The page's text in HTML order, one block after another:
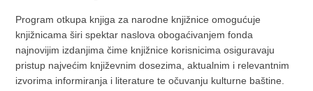
Program otkupa knjiga za narodne knjižnice omogućuje
knjižnicama širi spektar naslova obogaćivanjem fonda
najnovijim izdanjima čime knjižnice korisnicima osiguravaju
pristup najvećim književnim dosezima, aktualnim i relevantnim
izvorima informiranja i literature te očuvanju kulturne baštine.